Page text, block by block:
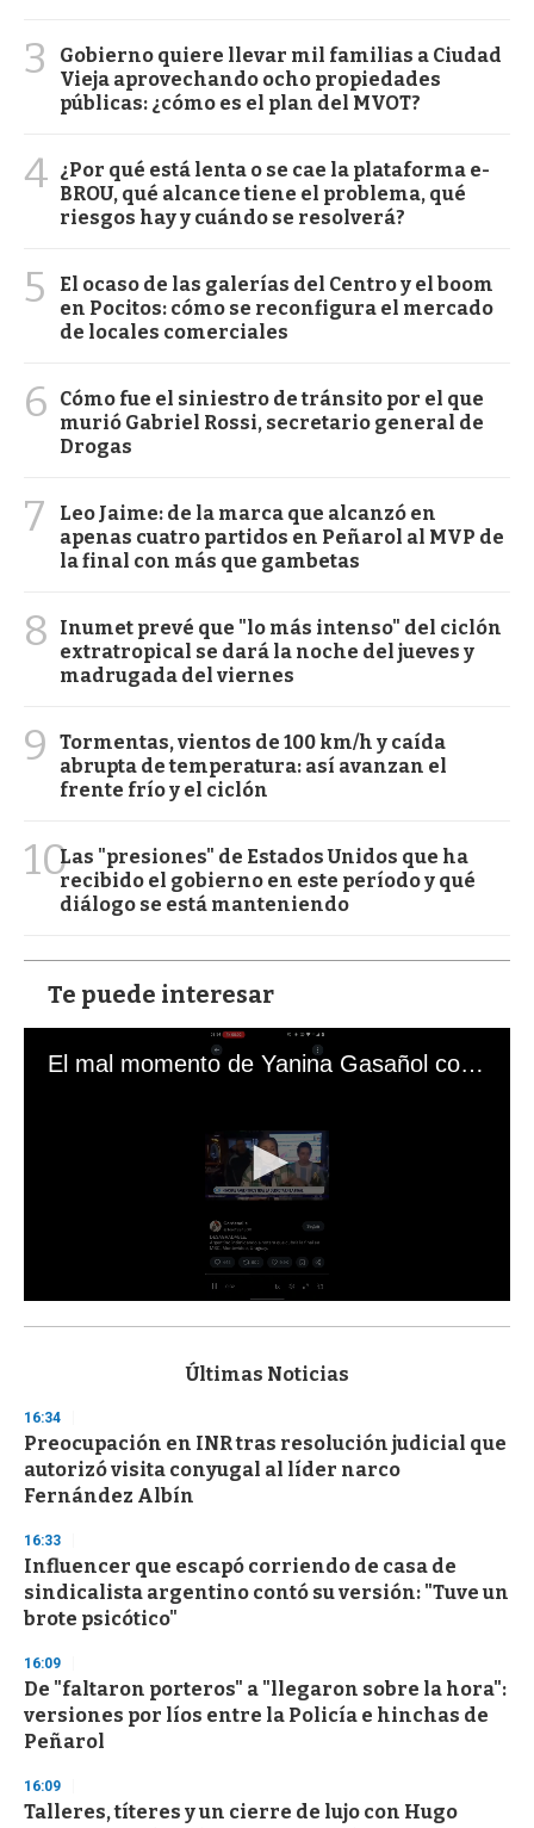
3
Gobierno quiere llevar mil familias a Ciudad
Vieja aprovechando ocho propiedades
públicas: ¿cómo es el plan del MVOT?
4 ¿Por qué está lenta o se cae la plataforma e-
BROU, qué alcance tiene el problema, qué
riesgos hay y cuándo se resolverá?
5
El ocaso de las galerías del Centro y el boom
en Pocitos: cómo se reconfigura el mercado
de locales comerciales
6
Cómo fue el siniestro de tránsito por el que
murió Gabriel Rossi, secretario general de
Drogas
7
Leo Jaime: de la marca que alcanzó en
apenas cuatro partidos en Peñarol al MVP de
la final con más que gambetas
8
Inumet prevé que "lo más intenso" del ciclón
extratropical se dará la noche del jueves y
madrugada del viernes
9
Tormentas, vientos de 100 km/h y caída
abrupta de temperatura: así avanzan el
frente frío y el ciclón
10Las "presiones" de Estados Unidos que ha
recibido el gobierno en este período y qué
diálogo se está manteniendo
Te puede interesar
El mal momento de Yanina Gasañol con un hincha argentino en "Subrayado"
s
d
s
o
f
3
s
e
c
o
n
Últimas Noticias
16:34
Preocupación en INR tras resolución judicial que
autorizó visita conyugal al líder narco
Fernández Albín
16:33
Influencer que escapó corriendo de casa de
sindicalista argentino contó su versión: "Tuve un
brote psicótico"
16:09
De "faltaron porteros" a "llegaron sobre la hora":
versiones por líos entre la Policía e hinchas de
Peñarol
16:09
Talleres, títeres y un cierre de lujo con Hugo